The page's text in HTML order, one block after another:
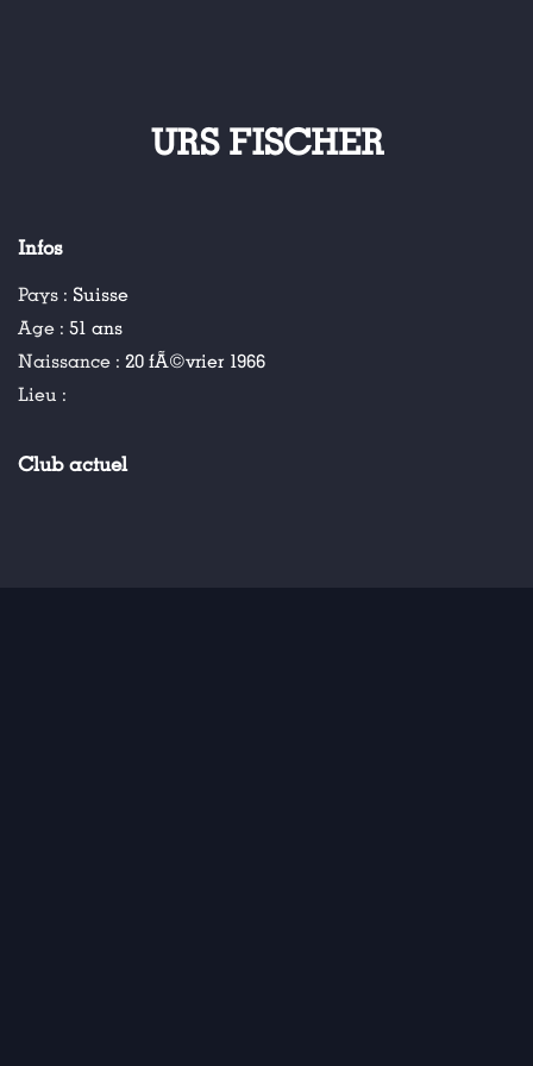
URS FISCHER
Infos
Pays : Suisse
Age : 51 ans
Naissance : 20 fÃ©vrier 1966
Lieu :
Club actuel